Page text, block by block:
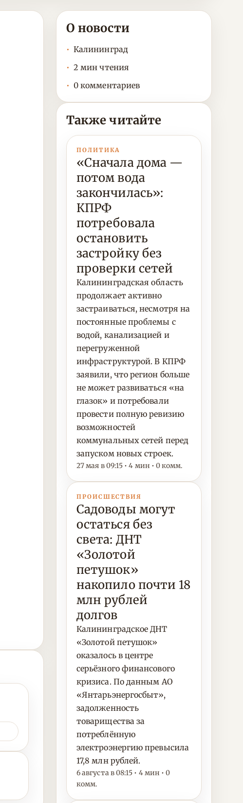
О новости
Калининград
2 мин чтения
0 комментариев
Также читайте
ПОЛИТИКА
«Сначала дома —
потом вода
закончилась»:
КПРФ
потребовала
остановить
застройку без
проверки сетей
Калининградская область
продолжает активно
застраиваться, несмотря на
постоянные проблемы с
водой, канализацией и
перегруженной
инфраструктурой. В КПРФ
заявили, что регион больше
не может развиваться «на
глазок» и потребовали
провести полную ревизию
возможностей
коммунальных сетей перед
запуском новых строек.
27 мая в 09:15 • 4 мин • 0 комм.
ПРОИСШЕСТВИЯ
Садоводы могут
остаться без
света: ДНТ
«Золотой
петушок»
накопило почти 18
млн рублей
долгов
Калининградское ДНТ
«Золотой петушок»
оказалось в центре
серьёзного финансового
кризиса. По данным АО
«Янтарьэнергосбыт»,
задолженность
товарищества за
потреблённую
электроэнергию превысила
17,8 млн рублей.
6 августа в 08:15 • 4 мин • 0
комм.